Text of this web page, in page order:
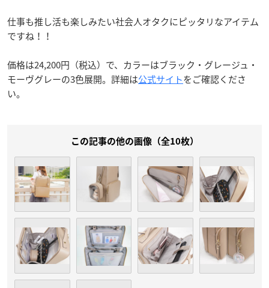
仕事も推し活も楽しみたい社会人オタクにピッタリなアイテム
ですね！！
価格は24,200円（税込）で、カラーはブラック・グレージュ・
モーヴグレーの3色展開。詳細は公式サイトをご確認くださ
い。
この記事の他の画像（全10枚）